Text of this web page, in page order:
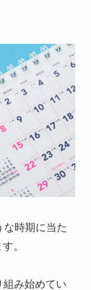
な時期に当た
。
み始めてい